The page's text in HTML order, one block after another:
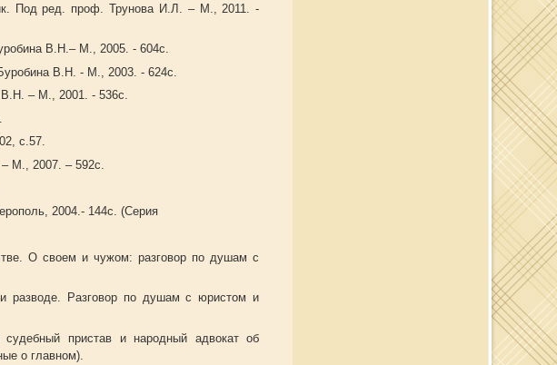
Под ред. проф. Трунова И.Л. – М., 2011. -
В.Н.– М., 2005. - 604с.
В.Н. - М., 2003. - 624с.
– М., 2001. - 536с.
с.57.
М., 2007. – 592с.
2004.- 144с. (Серия
О своем и чужом: разговор по душам с
разводе. Разговор по душам с юристом и
пристав и народный адвокат об
о главном).